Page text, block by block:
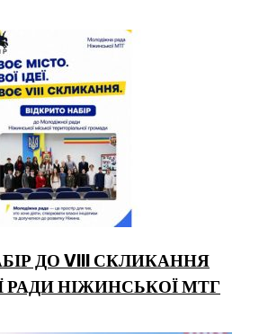
ДО VIII СКЛИКАННЯ
НІЖИНСЬКОЇ МТГ